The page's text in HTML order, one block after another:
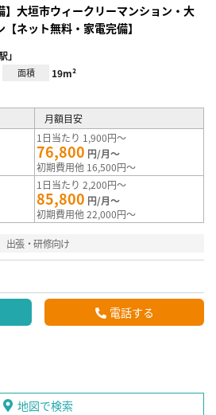
】大垣市ウィークリーマンション・大
ネット無料・家電完備】
」
面積 19m²
月額目安
1日当たり 1,900円～
76,800 円/月～
初期費用他 16,500円～
1日当たり 2,200円～
85,800 円/月～
初期費用他 22,000円～
出張・研修向け
電話する
地図で検索